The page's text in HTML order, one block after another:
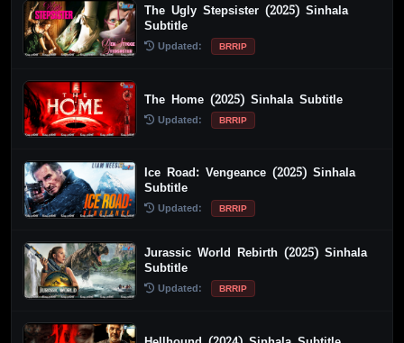
The Ugly Stepsister (2025) Sinhala
Subtitle
Updated: BRRIP
The Home (2025) Sinhala Subtitle
Updated: BRRIP
Ice Road: Vengeance (2025) Sinhala
Subtitle
Updated: BRRIP
Jurassic World Rebirth (2025) Sinhala
Subtitle
Updated: BRRIP